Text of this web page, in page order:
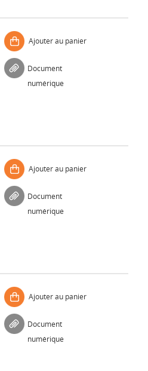
Ajouter au panier
Document
numérique
Ajouter au panier
Document
numérique
Ajouter au panier
Document
numérique